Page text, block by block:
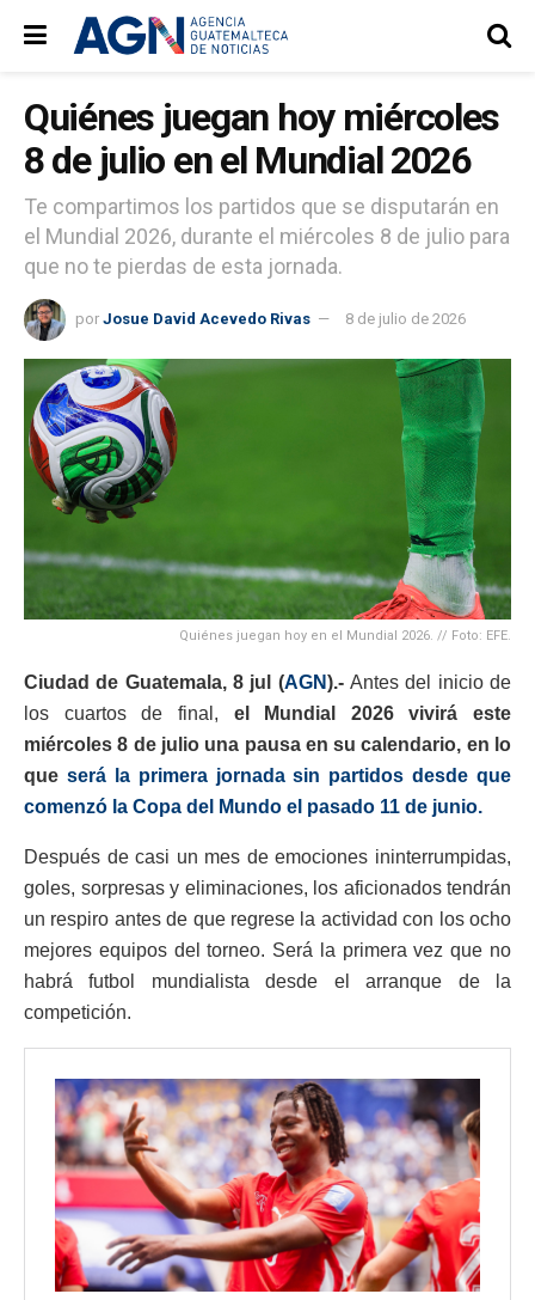
Quiénes juegan hoy miércoles
8 de julio en el Mundial 2026
Te compartimos los partidos que se disputarán en
el Mundial 2026, durante el miércoles 8 de julio para
que no te pierdas de esta jornada.
por Josue David Acevedo Rivas 8 de julio de 2026
Quiénes juegan hoy en el Mundial 2026. // Foto: EFE.
Ciudad de Guatemala, 8 jul (AGN).-Antes del inicio de
los cuartos de final, el Mundial 2026 vivirá este
miércoles 8 de julio una pausa en su calendario, en lo
que será la primera jornada sin partidos desde que
comenzó la Copa del Mundo el pasado 11 de junio.
Después de casi un mes de emociones ininterrumpidas,
goles, sorpresas y eliminaciones, los aficionados tendrán
un respiro antes de que regrese la actividad con los ocho
mejores equipos del torneo. Será la primera vez que no
habrá futbol mundialista desde el arranque de la
competición.